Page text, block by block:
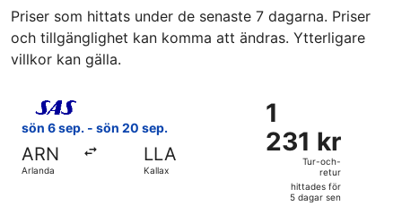
Priser som hittats under de senaste 7 dagarna. Priser
och tillgänglighet kan komma att ändras. Ytterligare
villkor kan gälla.
sön 6 sep. - sön 20 sep.
ARN
Arlanda
LLA
Kallax
1
231 kr
Tur-
retur,
hittades
1
231 kr
Tur-och-
retur
hittades för
5 dagar sen
Välj flyg med Scandinavian Airlines, med avresa sön 6